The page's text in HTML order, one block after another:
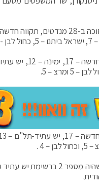
לפי התוצאות בכלל סקרי הערב, מפלגתו